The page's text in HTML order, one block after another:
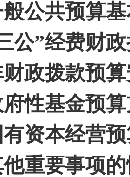
公共预算
公”经费财
政拨款预
府性基金预
资本经营
重要事项